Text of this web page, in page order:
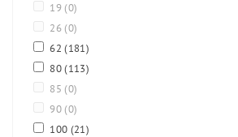
19 (0)
26 (0)
62(181)
80(113)
85 (0)
90 (0)
100 (21)